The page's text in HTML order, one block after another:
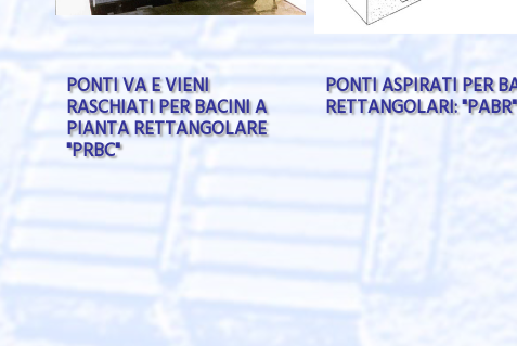
PONTI VA E VIENI
RASCHIATI PER BACINI A
PIANTA RETTANGOLARE
"PRBC"
PONTI ASPIRATI PER
RETTANGOLARI: "PABR"